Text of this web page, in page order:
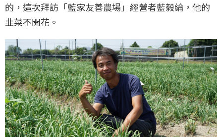
的，這次拜訪「藍家友善農場」經營者藍毅綸，他的
韭菜不開花。